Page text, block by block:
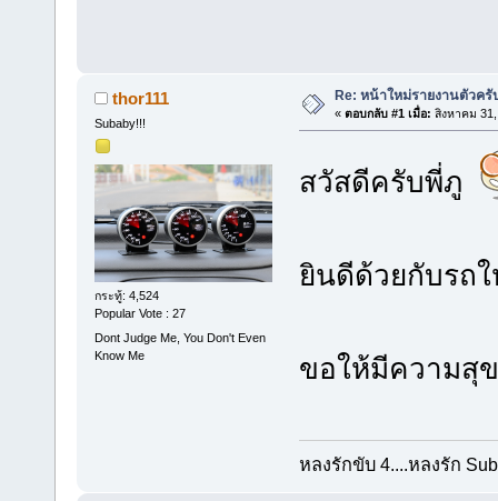
thor111
Subaby!!!
กระทู้: 4,524
Popular Vote : 27
Dont Judge Me, You Don't Even
Know Me
Re: หน้าใหม่รายงานตัวครั
« ตอบกลับ #1 เมื่อ: สิงหาคม
สวัสดีครับพี่ภู
ยินดีด้วยกับรถ
ขอให้มีความสุ
หลงรักขับ 4....หลงรัก